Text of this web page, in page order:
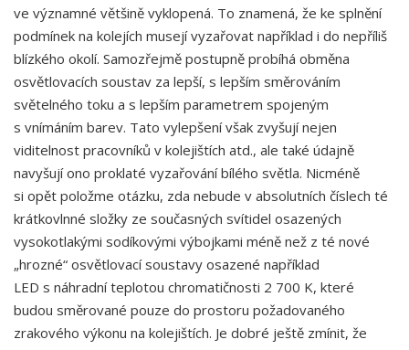
ve významné většině vyklopená. To znamená, že ke splnění
podmínek na kolejích musejí vyzařovat například i do nepříliš
blízkého okolí. Samozřejmě postupně probíhá obměna
osvětlovacích soustav za lepší, s lepším směrováním
světelného toku a s lepším parametrem spojeným
s vnímáním barev. Tato vylepšení však zvyšují nejen
viditelnost pracovníků v kolejištích atd., ale také údajně
navyšují ono proklaté vyzařování bílého světla. Nicméně
si opět položme otázku, zda nebude v absolutních číslech té
krátkovlnné složky ze současných svítidel osazených
vysokotlakými sodíkovými výbojkami méně než z té nové
„hrozné“ osvětlovací soustavy osazené například
LED s náhradní teplotou chromatičnosti 2 700 K, které
budou směrované pouze do prostoru požadovaného
zrakového výkonu na kolejištích. Je dobré ještě zmínit, že